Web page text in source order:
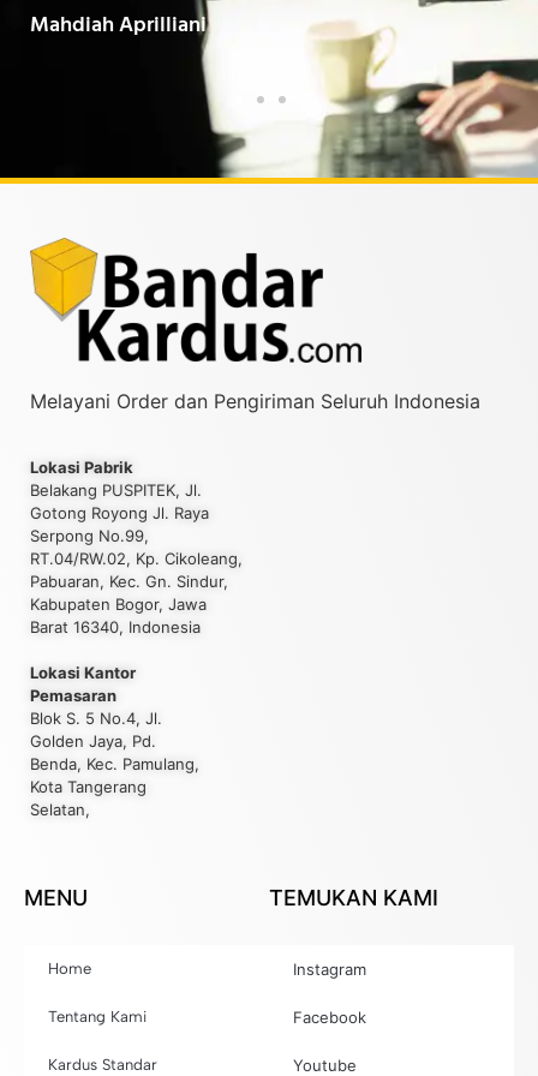
Taufiqurrahman MZ
Melayani Order dan Pengiriman Seluruh Indonesia
Lokasi Pabrik
Belakang PUSPITEK, Jl.
Gotong Royong Jl. Raya
Serpong No.99,
RT.04/RW.02, Kp. Cikoleang,
Pabuaran, Kec. Gn. Sindur,
Kabupaten Bogor, Jawa
Barat 16340, Indonesia
Lokasi Kantor
Pemasaran
Blok S. 5 No.4, Jl.
Golden Jaya, Pd.
Benda, Kec. Pamulang,
Kota Tangerang
Selatan,
MENU
Home
Tentang Kami
Kardus Standar
TEMUKAN KAMI
Instagram
Facebook
Youtube